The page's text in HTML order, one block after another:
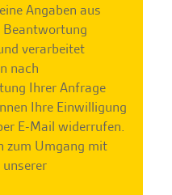
Angaben aus
verarbeitet
nach
Ihrer Anfrage
Ihre Einwilligung
E-Mail widerrufen.
zum Umgang mit